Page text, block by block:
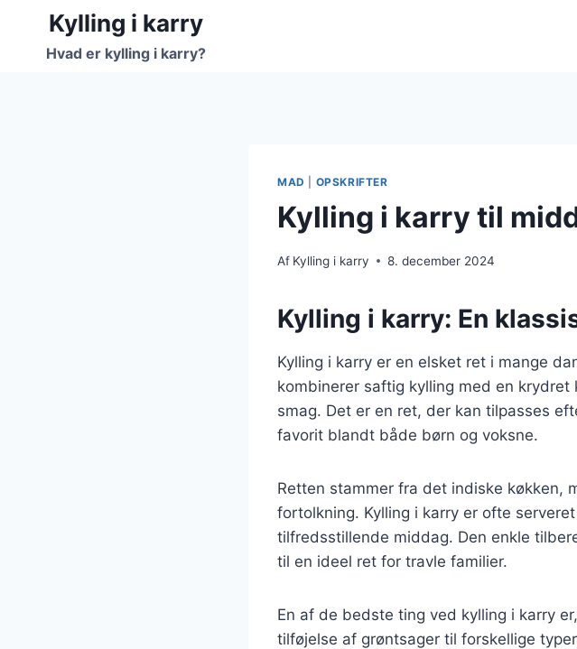
Fortsæt
indhold
Kylling i karry
Hvad er kylling i karry?
MAD OPSKRIFTER
Kylling i karry til
Af Kylling i karry 8. december 2024
Kylling i karry: En
Kylling i karry er en elsket ret i mange
kombinerer saftig kylling med en
smag. Det er en ret, der kan tilpasses
favorit blandt både børn og voksne.
Retten stammer fra det indiske køkken,
fortolkning. Kylling i karry er ofte
tilfredsstillende middag. Den enkle
til en ideel ret for travle familier.
En af de bedste ting ved kylling i karry
tilføjelse af grøntsager til forskellige